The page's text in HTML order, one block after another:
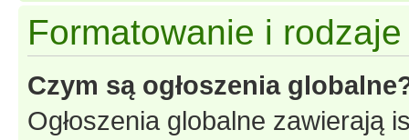
Formatowanie i
Czym są ogłoszenia
Ogłoszenia globalne zawierają